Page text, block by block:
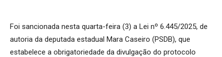
Foi sancionada nesta quarta-feira (3) a Lei nº 6.445/2025, de
autoria da deputada estadual Mara Caseiro (PSDB), que
estabelece a obrigatoriedade da divulgação do protocolo